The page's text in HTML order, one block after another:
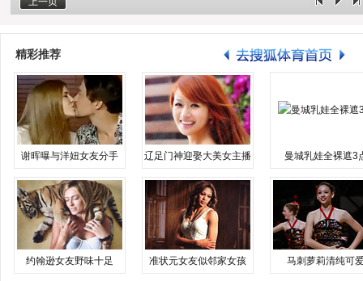
精彩推荐
谢晖曝与洋妞女友分手 辽足门神迎娶大美女主播 曼城乳娃全裸遮3
约翰逊女友野味十足 准状元女友似邻家女孩 马刺萝莉清纯可